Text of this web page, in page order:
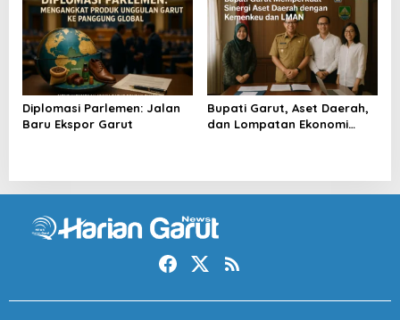
Diplomasi Parlemen: Jalan
Baru Ekspor Garut
Bupati Garut, Aset Daerah,
dan Lompatan Ekonomi